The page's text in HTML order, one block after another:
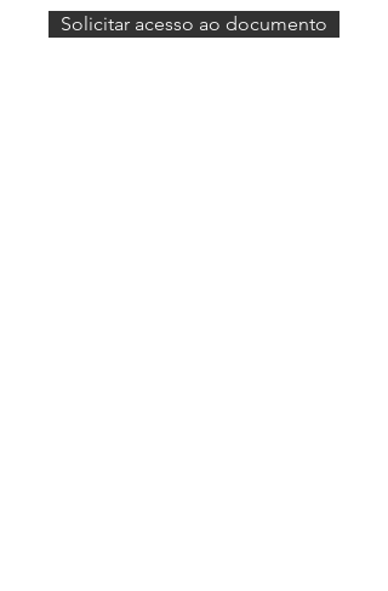
Solicitar acesso ao documento